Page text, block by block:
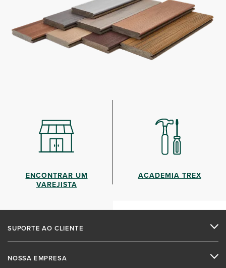
ENCONTRAR UM
VAREJISTA
ACADEMIA TREX
SUPORTE AO CLIENTE
NOSSA EMPRESA